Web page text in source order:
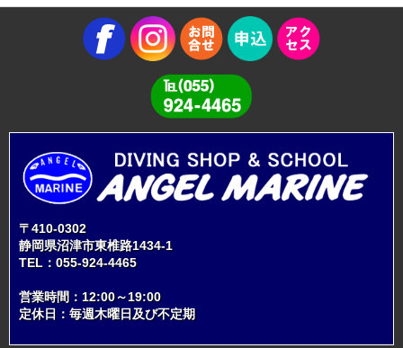
〒410-0302
静岡県沼津市東椎路1434-1
TEL： 055-924-4465
営業時間：12:00～19:00
定休日：毎週木曜日及び不定期